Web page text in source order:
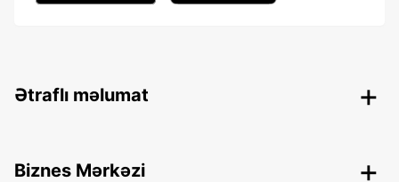
Ətraflı məlumat
Biznes Mərkəzi